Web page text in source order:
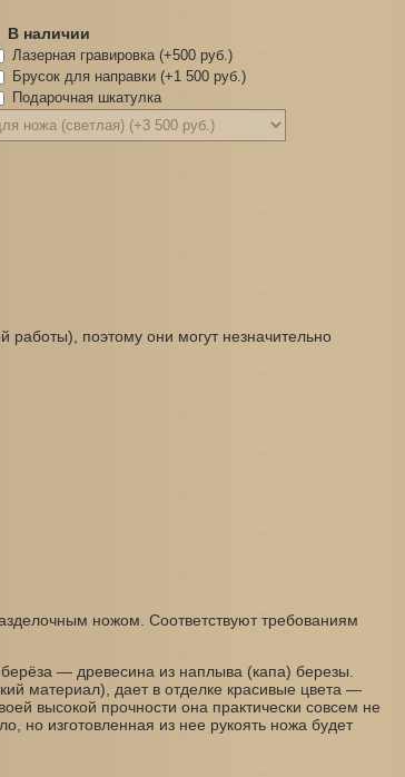
В наличии
Лазерная гравировка (+500 руб. )
Брусок для направки (+1 500 руб. )
Подарочная шкатулка
поэтому они могут незначительно
ножом. Соответствуют требованиям
берёза — древесина из наплыва (капа) березы.
материал), дает в отделке красивые цвета —
высокой прочности она практически совсем не
но изготовленная из нее рукоять ножа будет